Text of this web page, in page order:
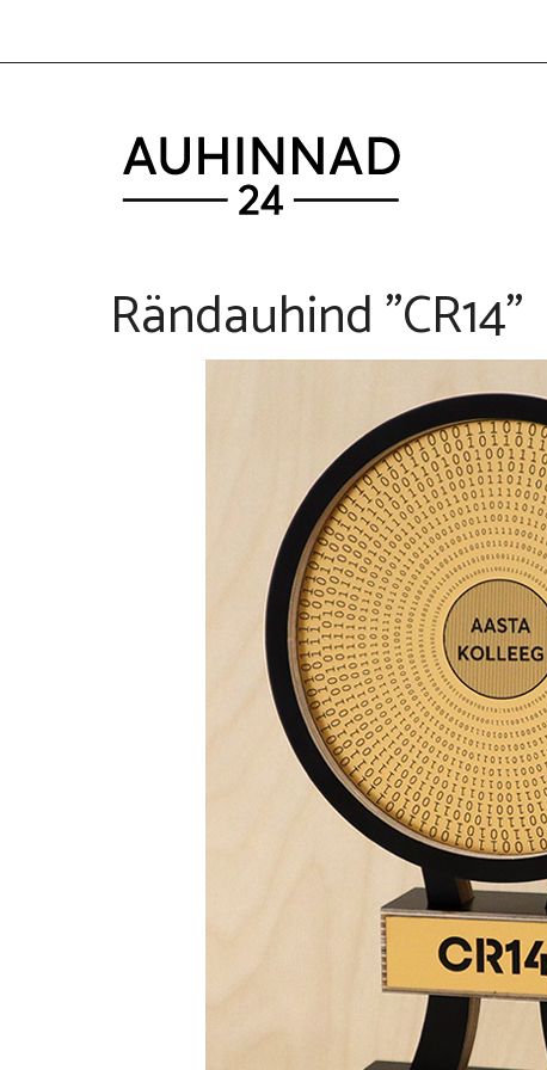
to
Rändauhind ”CR14”